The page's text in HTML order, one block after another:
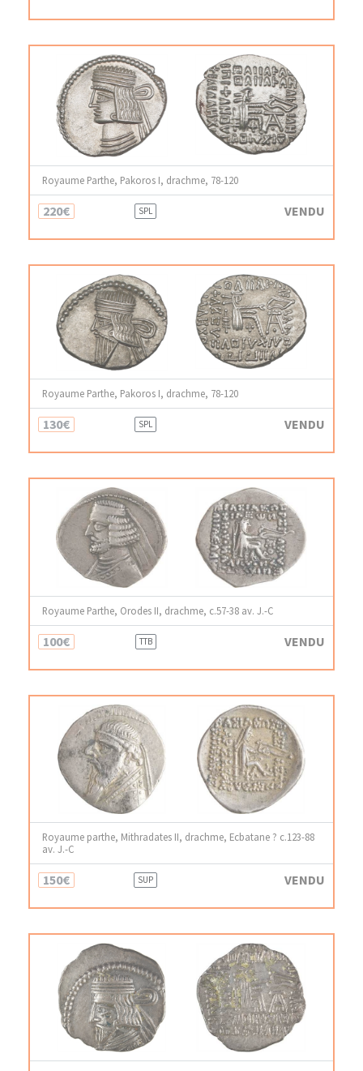
Royaume Parthe, Pakoros I, drachme, 78-120
220€ SPL VENDU
Royaume Parthe, Pakoros I, drachme, 78-120
130€ SPL VENDU
Royaume Parthe, Orodes II, drachme, c.57-38 av. J.-C
100€ TTB VENDU
Royaume parthe, Mithradates II, drachme, Ecbatane ? c.123-88
av. J.-C
150€ SUP VENDU